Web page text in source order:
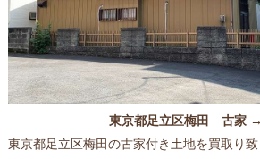
東京都足立区梅田 古家
東京都足立区梅田の古家付き土地を買取り致